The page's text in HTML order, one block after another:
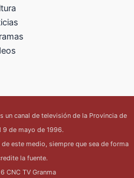
un canal de televisión de la Provincia de
9 de mayo de 1996.
este medio, siempre que sea de forma
la fuente.
CNC TV Granma